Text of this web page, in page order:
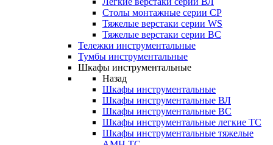
Столы монтажные серии СР
Тяжелые верстаки серии WS
Тяжелые верстаки серии ВС
Тележки инструментальные
Тумбы инструментальные
Шкафы инструментальные
Назад
Шкафы инструментальные
Шкафы инструментальные ВЛ
Шкафы инструментальные ВС
Шкафы инструментальные легкие ТС
Шкафы инструментальные тяжелые